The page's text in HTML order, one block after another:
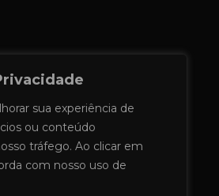
sua experiência de
ou conteúdo
tráfego. Ao clicar em
com nosso uso de